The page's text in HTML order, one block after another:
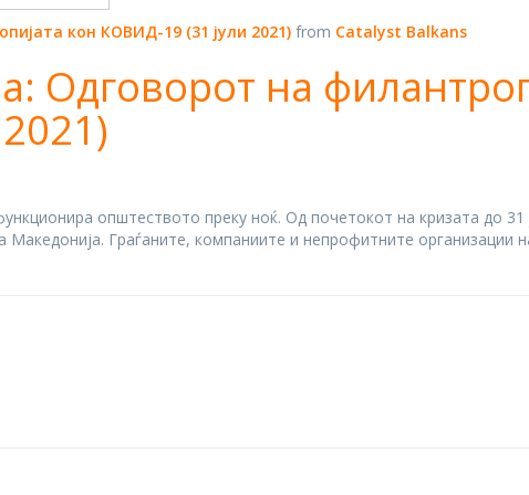
кон КОВИД-19 (31 јули 2021) from Catalyst Balkans
Одговорот на
општеството преку ноќ. Од почетокот на кризата до
Граѓаните, компаниите и непрофитните организации